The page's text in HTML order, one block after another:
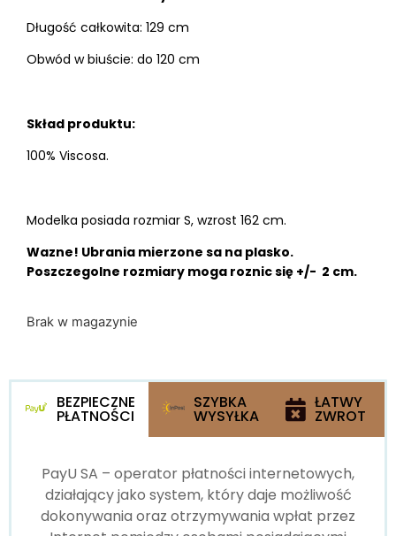
Długość całkowita: 129 cm
Obwód w biuście: do 120 cm
Skład produktu:
100% Viscosa.
Modelka posiada rozmiar S, wzrost 162 cm.
Wazne! Ubrania mierzone sa na plasko.
Poszczegolne rozmiary moga roznic się +/- 2 cm.
Brak w magazynie
BEZPIECZNE
PŁATNOŚCI
SZYBKA
WYSYŁKA
ŁATWY
ZWROT
PayU SA – operator płatności internetowych,
działający jako system, który daje możliwość
dokonywania oraz otrzymywania wpłat przez